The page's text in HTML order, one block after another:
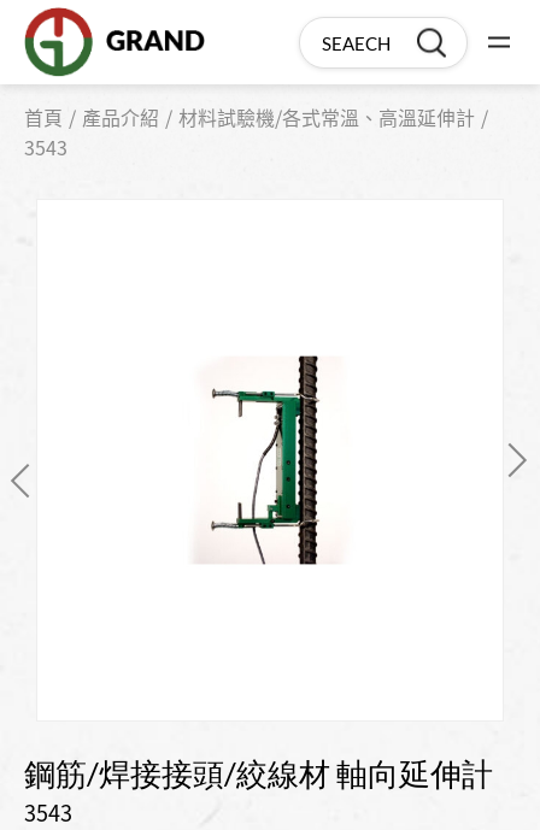
首頁 產品介紹
材料試驗機/各式常溫、高溫延伸計
3543
鋼筋/焊接接頭/絞線材 軸向延伸計
3543